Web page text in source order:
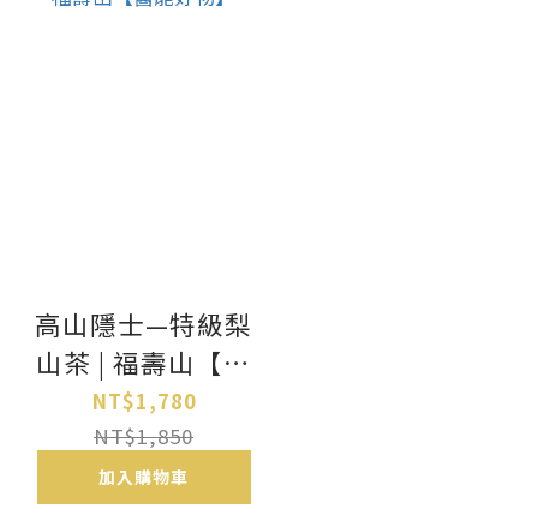
高山隱士—特級梨
山茶 | 福壽山【醫
能好物】
NT$1,780
NT$1,850
加入購物車